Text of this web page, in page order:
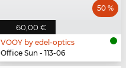
60,00 €
50 %
VOOY by edel-optics
Office Sun - 113-06